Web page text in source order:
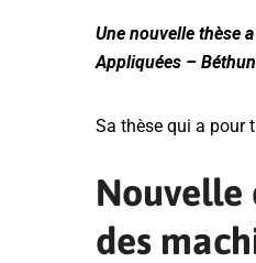
Une nouvelle thèse
Appliquées –
Sa thèse qui a pour
Nouvelle
des